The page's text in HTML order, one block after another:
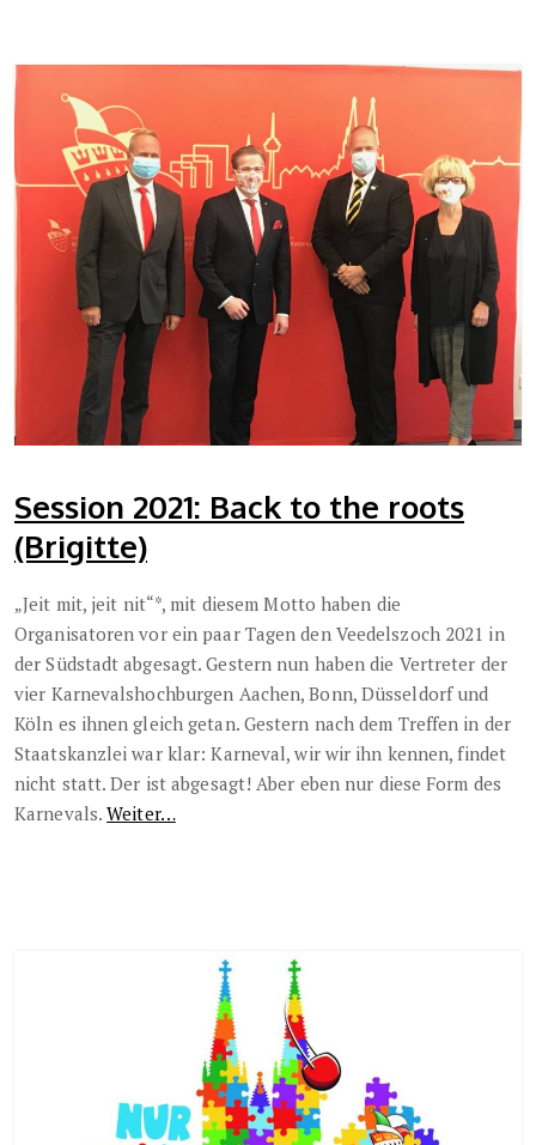
Session 2021: Back to the roots
(Brigitte)
„Jeit mit, jeit nit“*, mit diesem Motto haben die
Organisatoren vor ein paar Tagen den Veedelszoch 2021 in
der Südstadt abgesagt. Gestern nun haben die Vertreter der
vier Karnevalshochburgen Aachen, Bonn, Düsseldorf und
Köln es ihnen gleich getan. Gestern nach dem Treffen in der
Staatskanzlei war klar: Karneval, wir wir ihn kennen, findet
nicht statt. Der ist abgesagt! Aber eben nur diese Form des
Karnevals.Weiter…